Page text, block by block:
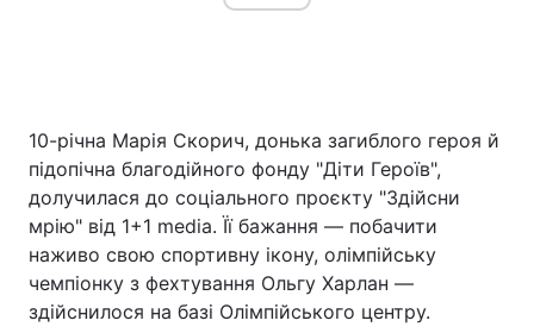
10-річна Марія Скорич, донька загиблого героя й
підопічна благодійного фонду "Діти Героїв",
долучилася до соціального проєкту "Здійсни
мрію" від 1+1 media. Її бажання — побачити
наживо свою спортивну ікону, олімпійську
чемпіонку з фехтування Ольгу Харлан —
здійснилося на базі Олімпійського центру.